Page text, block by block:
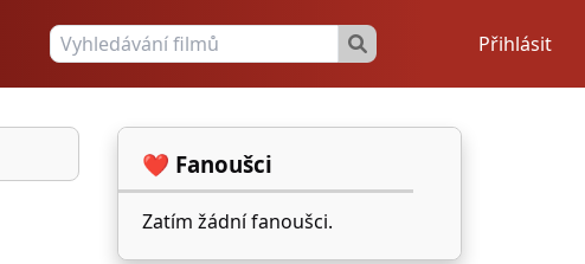
Přihlásit
❤️ Fanoušci
Zatím žádní fanoušci.